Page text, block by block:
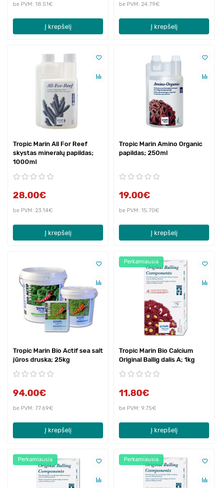
be PVM: 18.51€
Į krepšelį
be PVM: 24.79€
Į krepšelį
Tropic Marin All For Reef
skystas mineralų papildas;
1000ml
28.00€
be PVM: 23.14€
Į krepšelį
Tropic Marin Amino Organic
papildas; 250ml
19.00€
be PVM: 15.70€
Į krepšelį
Tropic Marin Bio Actif sea salt
jūros druska; 25kg
94.00€
be PVM: 77.69€
Į krepšelį
Perkamiausia
Tropic Marin Bio Calcium
Original Ballig dalis A; 1kg
11.80€
be PVM: 9.75€
Į krepšelį
Perkamiausia Perkamiausia